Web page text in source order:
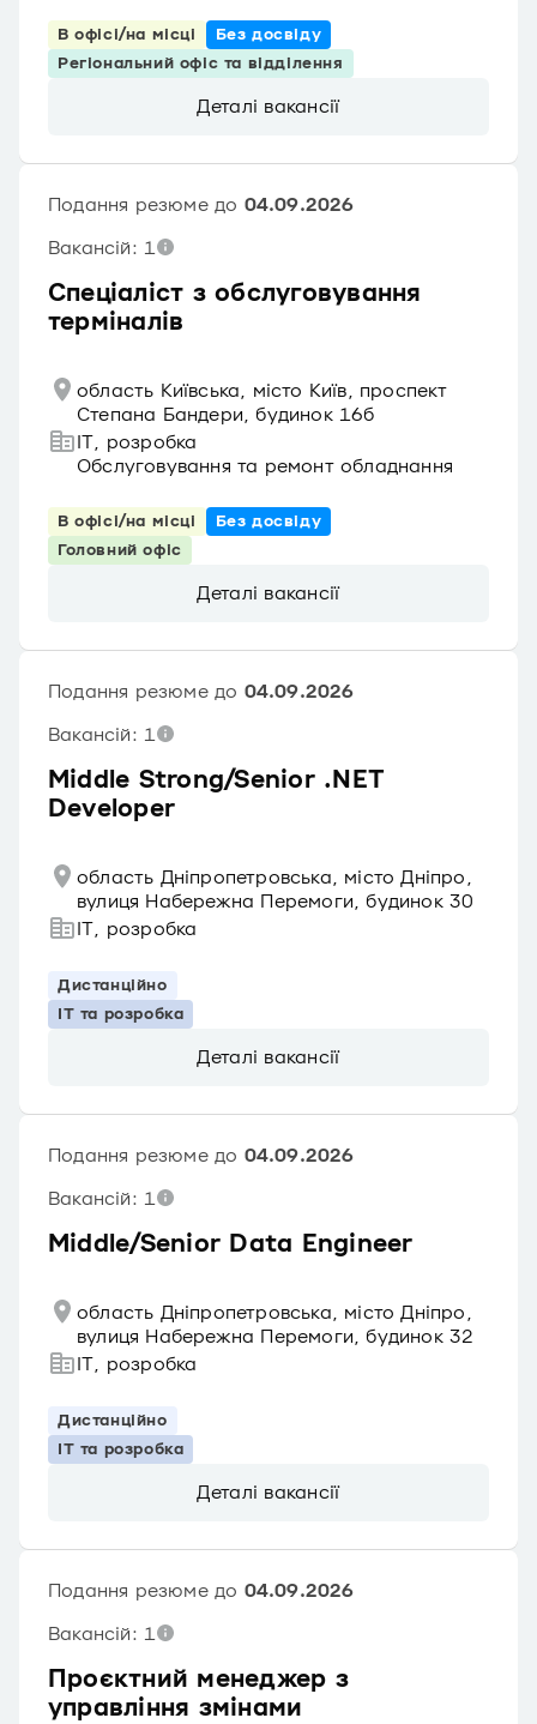
В офісі/на місці
Без досвіду
Регіональний офіс та відділення
Деталі вакансії
Спеціаліст з обслуговування
терміналів
Подання резюме до 04.09.2026
Вакансій: 1
область Київська, місто Київ, проспект
Степана Бандери, будинок 16б
IT, розробка
Обслуговування та ремонт обладнання
В офісі/на місці
Без досвіду
Головний офіс
Деталі вакансії
Middle Strong/Senior .NET
Developer
Подання резюме до 04.09.2026
Вакансій: 1
область Дніпропетровська, місто Дніпро,
вулиця Набережна Перемоги, будинок 30
IT, розробка
Дистанційно
IT та розробка
Деталі вакансії
Middle/Senior Data Engineer
Подання резюме до 04.09.2026
Вакансій: 1
область Дніпропетровська, місто Дніпро,
вулиця Набережна Перемоги, будинок 32
IT, розробка
Дистанційно
IT та розробка
Деталі вакансії
Проєктний менеджер з
управління змінами
Подання резюме до 04.09.2026
Вакансій: 1